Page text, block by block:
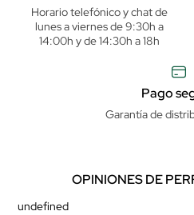
Horario telefónico y chat de
lunes a viernes de 9:30h a
14:00h y de 14:30h a 18h
Pago
Garantía de
OPINIONES DE
undefined